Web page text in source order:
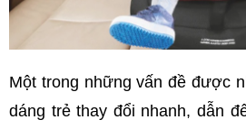
Một trong những vấn đề được
dáng trẻ thay đổi nhanh, dẫn